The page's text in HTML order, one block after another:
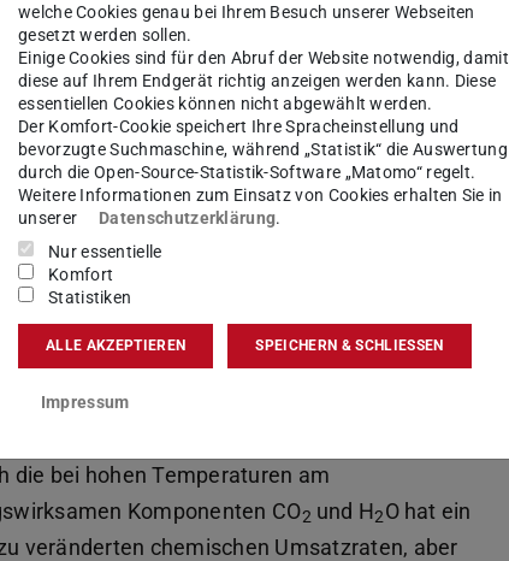
die beteiligten Wissenschaftlerinnen und
der Oxyfuel-Verbrennung von fester
aus CO2, O2und H2O besteht.
in den ersten beiden Förderperioden
der dritten Förderperiode nun der Fokus auf
ist CO
-neutral und erlaubt in Kombination mit
Nutzung „negative“ CO
vereinbarten Klimaziele zu
die bei hohen Temperaturen am
Komponenten CO2 und H2O hat ein
veränderten chemischen Umsatzraten, aber
welche Cookies genau bei Ihrem Besuch unserer Webseiten
gesetzt werden sollen.
Einige Cookies sind für den Abruf der Website notwendig, damit
diese auf Ihrem Endgerät richtig anzeigen werden kann. Diese
essentiellen Cookies können nicht abgewählt werden.
Der Komfort-Cookie speichert Ihre Spracheinstellung und
bevorzugte Suchmaschine, während „Statistik“ die Auswertung
durch die Open-Source-Statistik-Software „Matomo“ regelt.
Weitere Informationen zum Einsatz von Cookies erhalten Sie in
unserer
Datenschutzerklärung.
Nur essentielle
Komfort
Statistiken
ALLE AKZEPTIEREN SPEICHERN & SCHLIESSEN
Impressum